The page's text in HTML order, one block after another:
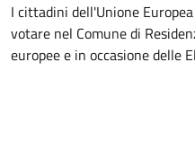
I cittadini dell'Unione
votare nel Comune di
europee e in occasione delle